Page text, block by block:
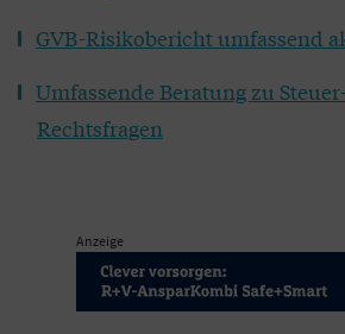
GVB-Risikobericht umfassend
Umfassende Beratung zu
Rechtsfragen
Anzeige